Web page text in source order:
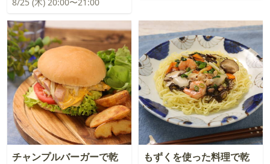
チャンプルバーガーで乾
もずくを使った料理で乾